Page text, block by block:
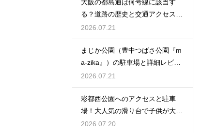
大阪の都島通は何号線に該当す
る？道路の歴史と交通アクセスを
徹底解説
2026.07.21
まじか公園（豊中つばさ公園『m
a-zika』）の駐車場と詳細レビュ
ー！
2026.07.21
彩都西公園へのアクセスと駐車
場！大人気の滑り台で子供が大興
奮の場
2026.07.20